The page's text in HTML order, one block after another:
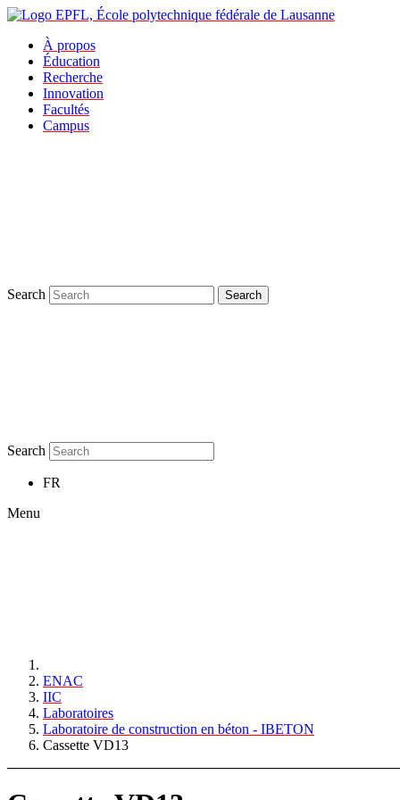
À propos
Éducation
Recherche
Innovation
Facultés
Campus
Search Search
Search
FR
Menu
ENAC
IIC
Laboratoires
Laboratoire de construction en béton - IBETON
Cassette VD13